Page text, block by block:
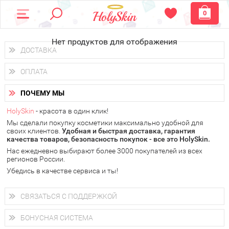
0
Нет продуктов для отображения
ДОСТАВКА
Доставка осуществляетсяпо всем городам России.
Вы можете выбрать доставку курьером, Почтой России или
получить заказ в пунктах выдачи PickPoint или пункте
самовывоза.
В 20 городах России доставка осуществляется ужена
следующий день.
у Вас всегда есть возможность получитьбесплатную
доставку от HolySkin.
подробнее об условиях доставки и оплаты в Вашем городе
ОПЛАТА
Вы можете оплатить свой заказ любым удобным способом:
наличными деньгами (
через интернет-банк (Альфа-банк, Сбербанк) и другими
электронными способами.
ПОЧЕМУ МЫ
HolySkin - красота в один клик!
Мы сделали покупку косметики максимально удобной для
своих клиентов. Удобная и быстрая доставка, гарантия
качества товаров, безопасность покупок - все это HolySkin.
Нас ежедневно выбирают более 3000 покупателей из всех
регионов России.
Убедись в качестве сервиса и ты!
СВЯЗАТЬСЯ С ПОДДЕРЖКОЙ
+7 (800) 707-24-55
Мы будем рады ответить на все Ваши вопросы по работе
магазина, проконсультировать по товарам, рассказать о
БОНУСНАЯ СИСТЕМА